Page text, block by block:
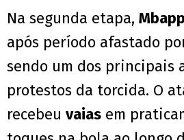
Na segunda etapa,
após período afastado
sendo um dos principais
protestos da torcida. O
recebeu vaias em